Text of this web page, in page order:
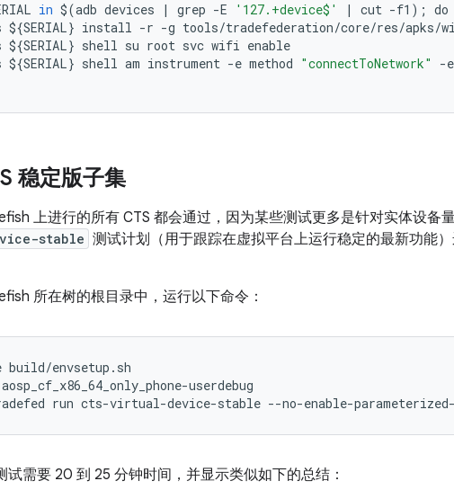
in $(adb devices | grep -E '127.+device$' | cut -f1 ); do
${SERIAL} install -r -g tools/tradefederation/core/res/apks/
${SERIAL} shell su root svc wifi enable
${SERIAL} shell am instrument -e method "connectToNetwork" -e
稳定版子集
上进行的所有 CTS 都会通过，因为某些测试更多是针对实体设备
stable 测试计划（用于跟踪在虚拟平台上运行稳定的最新功能
所在树的根目录中，运行以下命令：
build/envsetup.sh
userdebug
run cts-virtual-device-stable --no-enable-
试需要 20 到 25 分钟时间，并显示类似如下的总结：